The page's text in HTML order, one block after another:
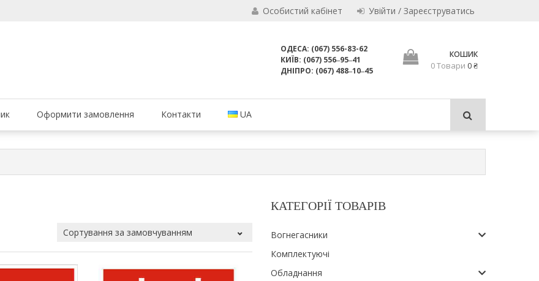
Особистий кабінет Увійти / Зареєструватись
вогнегасників, компанія МАРКО ЛТД
вогнегасники були в справному стані і завжди були придатні для використання за призначенням.
ОДЕСА: (067) 556-83-62
КИЇВ: (067) 556‒95‒41
ДНІПРО: (067) 488‒10‒45
КОШИК
0 Товари 0 ₴
Оформити замовлення Контакти UA
КАТЕГОРІЇ ТОВАРІВ
Вогнегасники
Комплектуючі
Обладнання